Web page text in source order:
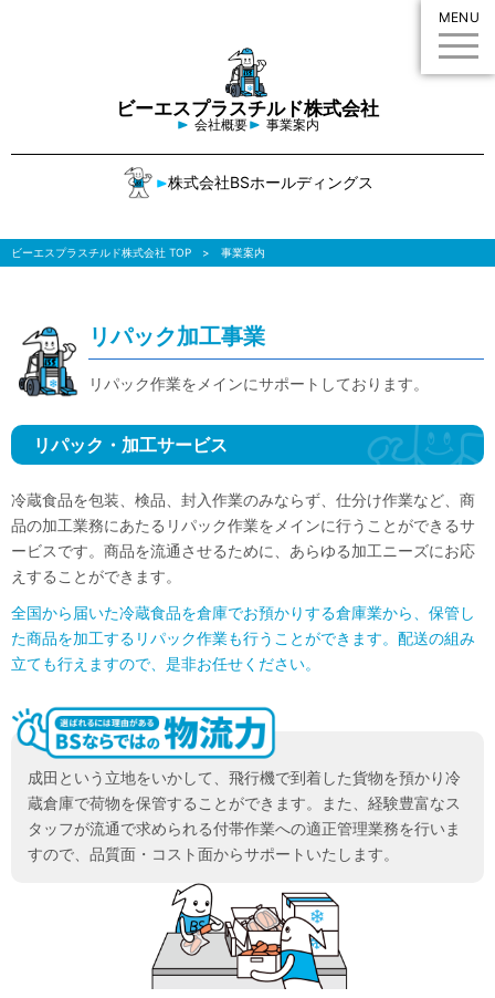
株式会社BSホールディングス
ビーエスプラスチルド株式会社
会社概要 事業案内
MENU
ビーエスプラスチルド株式会社 TOP 事業案内
リパック加工事業
リパック作業をメインにサポートしております。
リパック・加工サービス
冷蔵食品を包装、検品、封入作業のみならず、仕分け作業など、商
品の加工業務にあたるリパック作業をメインに行うことができるサ
ービスです。商品を流通させるために、あらゆる加工ニーズにお応
えすることができます。
全国から届いた冷蔵食品を倉庫でお預かりする倉庫業から、保管し
た商品を加工するリパック作業も行うことができます。配送の組み
立ても行えますので、是非お任せください。
成田という立地をいかして、飛行機で到着した貨物を預かり冷
蔵倉庫で荷物を保管することができます。また、経験豊富なス
タッフが流通で求められる付帯作業への適正管理業務を行いま
すので、品質面・コスト面からサポートいたします。